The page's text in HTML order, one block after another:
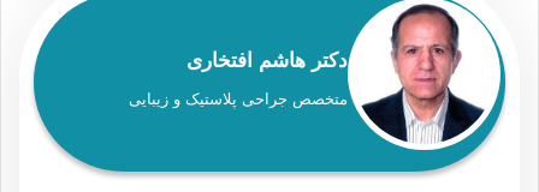
دکتر هاشم افتخاری
متخصص جراحی پلاستیک و زیبایی